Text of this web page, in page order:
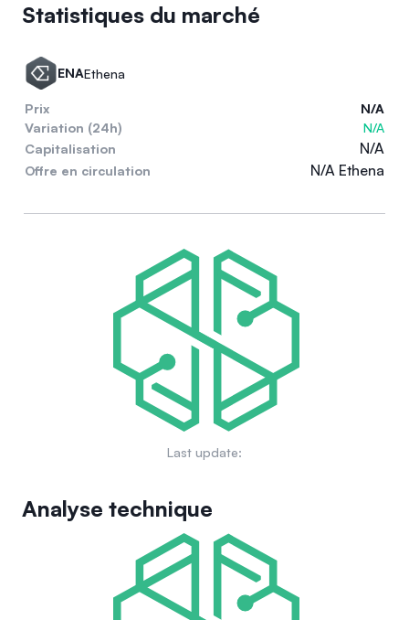
Statistiques du marché
ENAEthena
Prix
N/A
Variation (24h)
N/A
Capitalisation
N/A
Offre en circulation N/A Ethena
Last update:
Analyse technique